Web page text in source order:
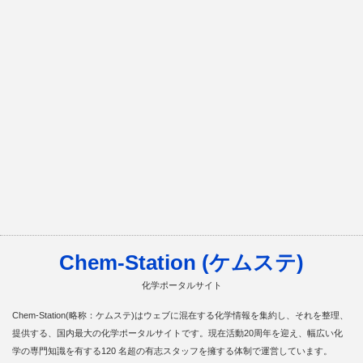
Chem-Station (ケムステ)
化学ポータルサイト
Chem-Station(略称：ケムステ)はウェブに混在する化学情報を集約し、それを整理、
提供する、国内最大の化学ポータルサイトです。現在活動20周年を迎え、幅広い化
学の専門知識を有する120 名超の有志スタッフを擁する体制で運営しています。